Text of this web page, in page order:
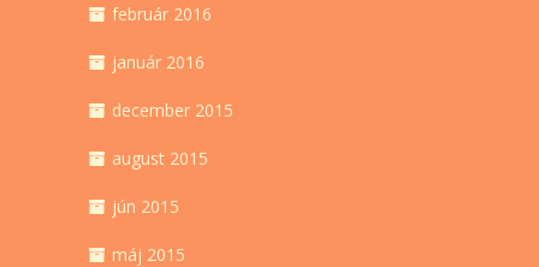
február 2016
január 2016
december 2015
august 2015
jún 2015
máj 2015